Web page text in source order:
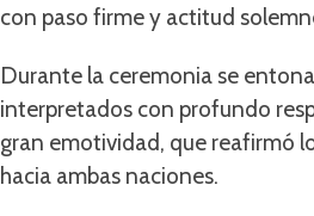
con paso firme y actitud
Durante la ceremonia se
interpretados con profundo
gran emotividad, que reafirmó
hacia ambas naciones.